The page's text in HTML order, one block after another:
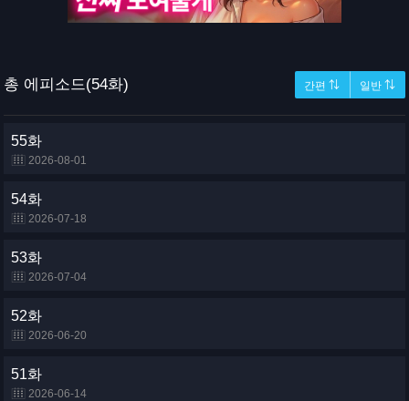
총 에피소드(54화) 간편 ⇅ 일반 ⇅
55화
2026-08-01
54화
2026-07-18
53화
2026-07-04
52화
2026-06-20
51화
2026-06-14